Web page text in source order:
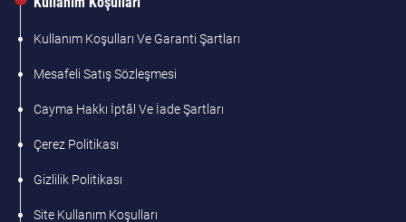
Kullanım Koşulları Ve Garanti Şartları
Mesafeli Satış Sözleşmesi
Cayma Hakkı İptâl Ve İade Şartları
Çerez Politikası
Gizlilik Politikası
Site Kullanım Koşulları